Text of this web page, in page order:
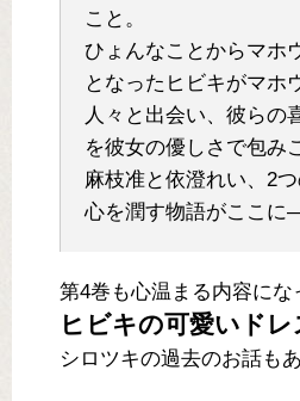
こと。
ひょんなことからマホ
となったヒビキがマホ
人々と出会い、彼らの
を彼女の優しさで包み
麻枝准と依澄れい、2
心を潤す物語がここ
第4巻も心温まる内容に
ヒビキの可愛いドレ
シロツキの過去のお話も